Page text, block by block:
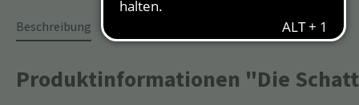
Beschreibung
Produktinformationen "Die